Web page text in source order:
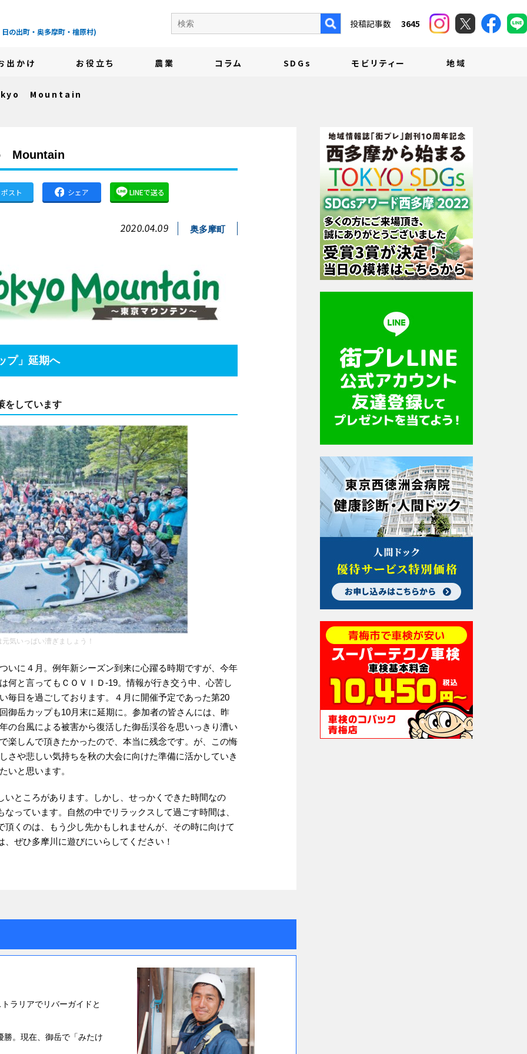
の出町・奥多摩町・檜原村)
出かけ お役立ち 農業 コラム SDGs モビリティー 地域
投稿記事数 3645
Tokyo Mountain
Mountain
ポスト シェア LINEで送る
2020.04.09 奥多摩町
プ」延期へ
をしています
元気いっぱい漕ぎましょう！
ついに４月。例年新シーズン到来に心躍る時期ですが、今年
は何と言ってもＣＯＶＩＤ-19。情報が行き交う中、心苦し
い毎日を過ごしております。４月に開催予定であった第20
回御岳カップも10月末に延期に。参加者の皆さんには、昨
年の台風による被害から復活した御岳渓谷を思いっきり漕い
で楽しんで頂きたかったので、本当に残念です。が、この悔
しさや悲しい気持ちを秋の大会に向けた準備に活かしていき
たいと思います。
ところがあります。しかし、せっかくできた時間なの
っています。自然の中でリラックスして過ごす時間は、
くのは、もう少し先かもしれませんが、その時に向けて
ぜひ多摩川に遊びにいらしてください！
ラリアでリバーガイドと
。現在、御岳で「みたけ